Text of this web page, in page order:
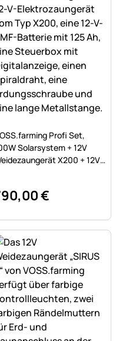
Profi Set,
Solarsystem + 12V
X200 + 12V
,00€